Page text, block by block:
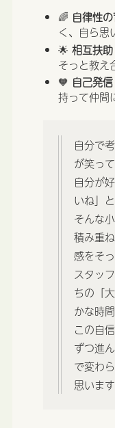
🌈 自律性
く、自ら思
🌟相互扶助
そっと教え
🧡 自己発信
持って仲間
自分で
が笑って
自分が
いね」
そんな
積み重
感をそ
スタッ
ちの「
かな時間
この自
ずつ進
で変わ
思います